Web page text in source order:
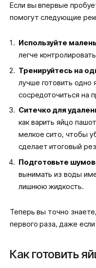
Если вы впервые
помогут следующие
Используйте
легче
Тренируйтесь на
лучше готовить одно
сосредоточиться на
Ситечко для
как варить яйцо
мелкое сито, чтобы
сделает итоговый
Подготовьте
вынимать из воды
лишнюю жидкость.
Теперь вы точно
первого раза, даже
Как готовить